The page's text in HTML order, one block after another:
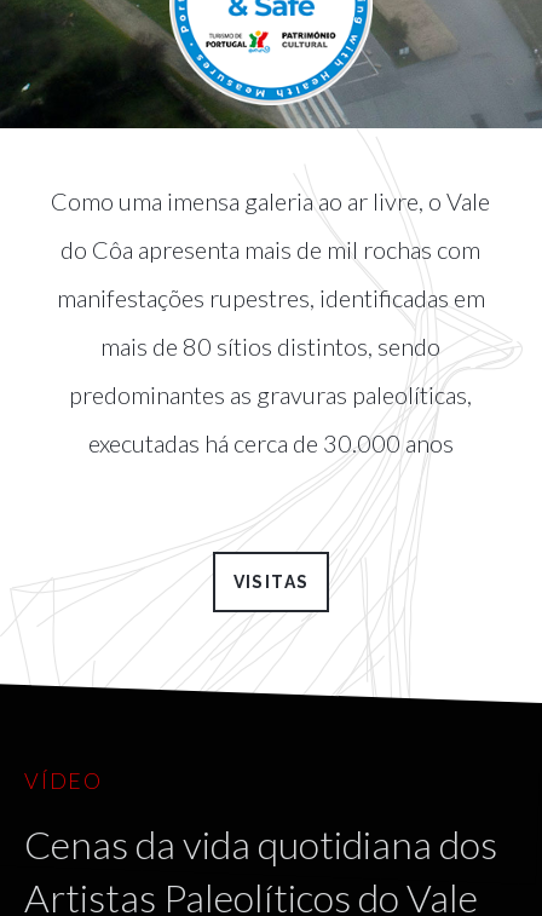
Como uma imensa galeria ao ar livre, o Vale
do Côa apresenta mais de mil rochas com
manifestações rupestres, identificadas em
mais de 80 sítios distintos, sendo
predominantes as gravuras paleolíticas,
executadas há cerca de 30.000 anos
VISITAS
VÍDEO
Cenas da vida quotidiana dos
Artistas Paleolíticos do Vale